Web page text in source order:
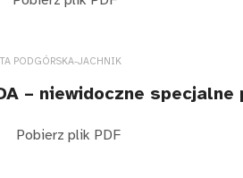
PODGÓRSKA-JACHNIK
– niewidoczne
Pobierz plik PDF